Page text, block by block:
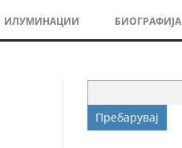
ИЛУМИНАЦИИ
СПОРТ
БИОГРАФИЈА
за: